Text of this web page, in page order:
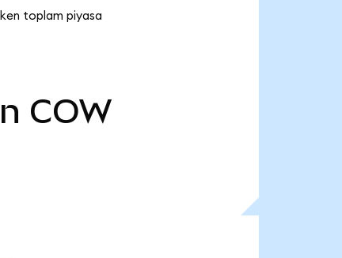
toplam piyasa
COW